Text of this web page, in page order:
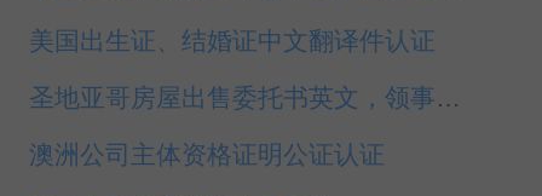
美国出生证、结婚证中文翻译件认证
圣地亚哥房屋出售委托书英文，领事认证公证代办
澳洲公司主体资格证明公证认证